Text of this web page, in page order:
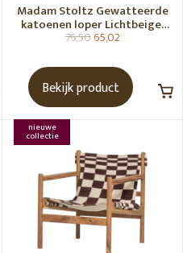
Madam Stoltz Gewatteerde
katoenen loper Lichtbeige,
gebroken wit, grijs, groen
76,5065,02
Bekijk product
nieuwe
collectie